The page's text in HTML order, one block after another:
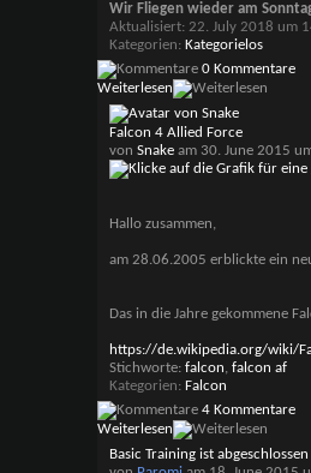
Wir Fliegen wieder am
Aktualisiert: 22. July 2018 um
Kategorien Kategorielos
0 Kommentare
Weiterlesen
Falcon 4 Allied Force
von Snakeam 30. June 2015
Hallo zusammen,
am 28.06.2005 erblickte ein
Das in die Jahre gekommene
https://de.wikipedia.org/wiki/
Stichworte: falcon, falcon af
Kategorien Falcon
4 Kommentare
Weiterlesen
Basic Training ist abgeschlossen